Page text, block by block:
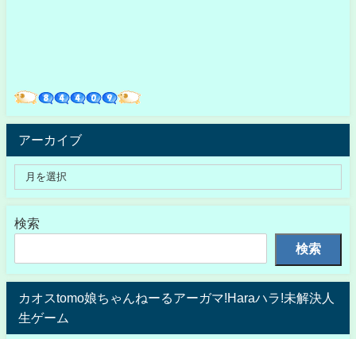
アーカイブ
検索
検索
カオスtomo娘ちゃんねーるアーガマ!Haraハラ!未解決人
生ゲーム